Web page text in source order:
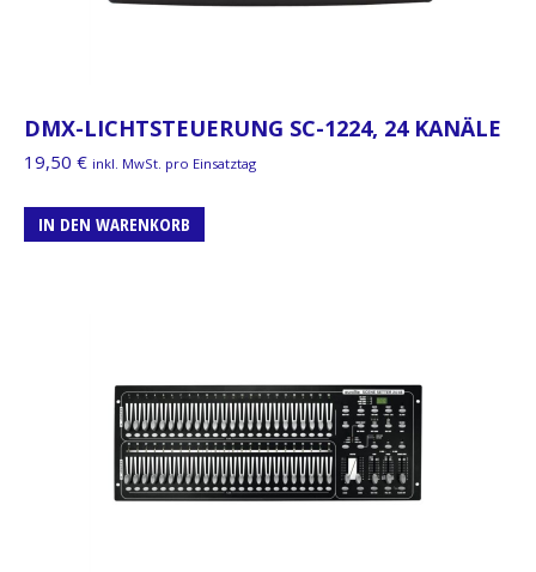
DMX-LICHTSTEUERUNG SC-1224, 24 KANÄLE
19,50 € inkl. MwSt. pro Einsatztag
IN DEN WARENKORB